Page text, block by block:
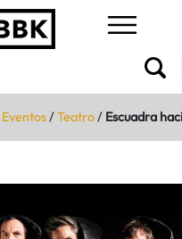
Eventos/Teatro/ Escuadra